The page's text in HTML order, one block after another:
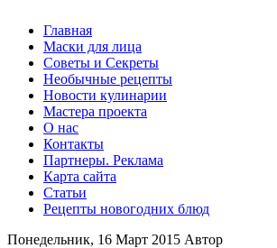
Главная
Маски для лица
Советы и Секреты
Необычные рецепты
Новости кулинарии
Мастера проекта
О нас
Контакты
Партнеры. Реклама
Карта сайта
Статьи
Рецепты новогодних блюд
Понедельник, 16 Март 2015 Автор